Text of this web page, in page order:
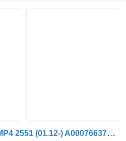
Mercedes-Benz Actros MP4 2551 (01.12-) A0007663724 Türgriff für Mercedes-Benz Actros MP4 Antos Arocs (2012-) Sattelzugmaschine